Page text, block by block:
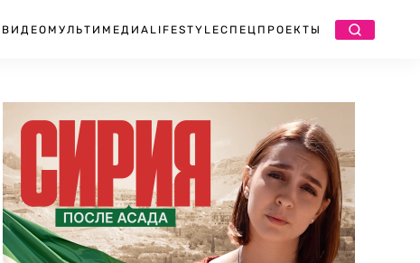
ВИДЕО МУЛЬТИМЕДИА LIFESTYLEСПЕЦПРОЕКТЫ